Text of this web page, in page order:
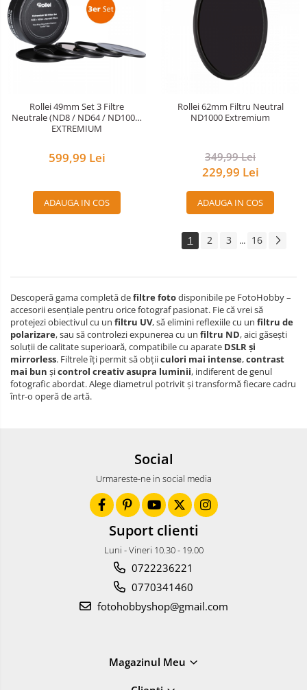
Rollei 49mm Set 3 Filtre
Neutrale (ND8 / ND64 / ND1000)
EXTREMIUM
599,99 Lei
ADAUGA IN COS
Rollei 62mm Filtru Neutral
ND1000 Extremium
349,99 Lei
229,99 Lei
ADAUGA IN COS
1 2 3 ... 16
Descoperă gama completă defiltre fotodisponibile pe FotoHobby –
accesorii esențiale pentru orice fotograf pasionat. Fie că vrei să
protejezi obiectivul cu un filtru UV, să elimini reflexiile cu un filtru de
polarizare, sau să controlezi expunerea cu un filtru ND, aici găsești
soluții de calitate superioară, compatibile cu aparate DSLR și
mirrorless. Filtrele îți permit să obțiiculori mai intense,contrast
mai bun șicontrol creativ asupra luminii, indiferent de genul
fotografic abordat. Alege diametrul potrivit și transformă fiecare cadru
într-o operă de artă.
Social
Urmareste-ne in social media
Suport clienti
Luni - Vineri 10.30 - 19.00
0722236221
0770341460
fotohobbyshop@gmail.com
Magazinul Meu